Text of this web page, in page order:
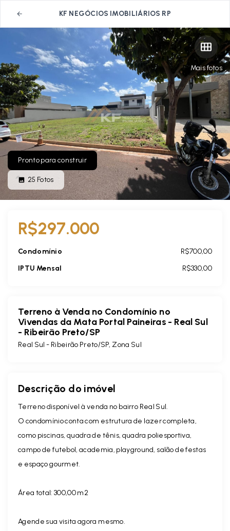
KF NEGÓCIOS IMOBILIÁRIOS RP
Mais fotos
Pronto para construir
25 Fotos
R$297.000
Condomínio
R$700,00
IPTU Mensal
R$330,00
Terreno à Venda no Condomínio no
Vivendas da Mata Portal Paineiras - Real Sul
- Ribeirão Preto/SP
Real Sul - Ribeirão Preto/SP, Zona Sul
Descrição do imóvel
Terreno disponível à venda no bairro Real Sul.
O condomínio conta com estrutura de lazer completa,
como piscinas, quadra de tênis, quadra poliesportiva,
campo de futebol, academia, playground, salão de festas
e espaço gourmet.
Área total: 300,00 m2
Agende sua visita agora mesmo.